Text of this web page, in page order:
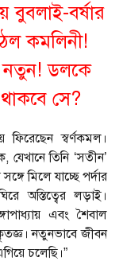
বুবলাই-বর্ষার
কমলিনী!
নতুন! ডলকে
সে?
স্বর্ণকমল।
যেখানে তিনি ‘সতীন’
মিলে যাচ্ছে পর্দার
অস্তিত্বের লড়াই।
এবং শৈবাল
নতুনভাবে জীবন
চলেছি।”